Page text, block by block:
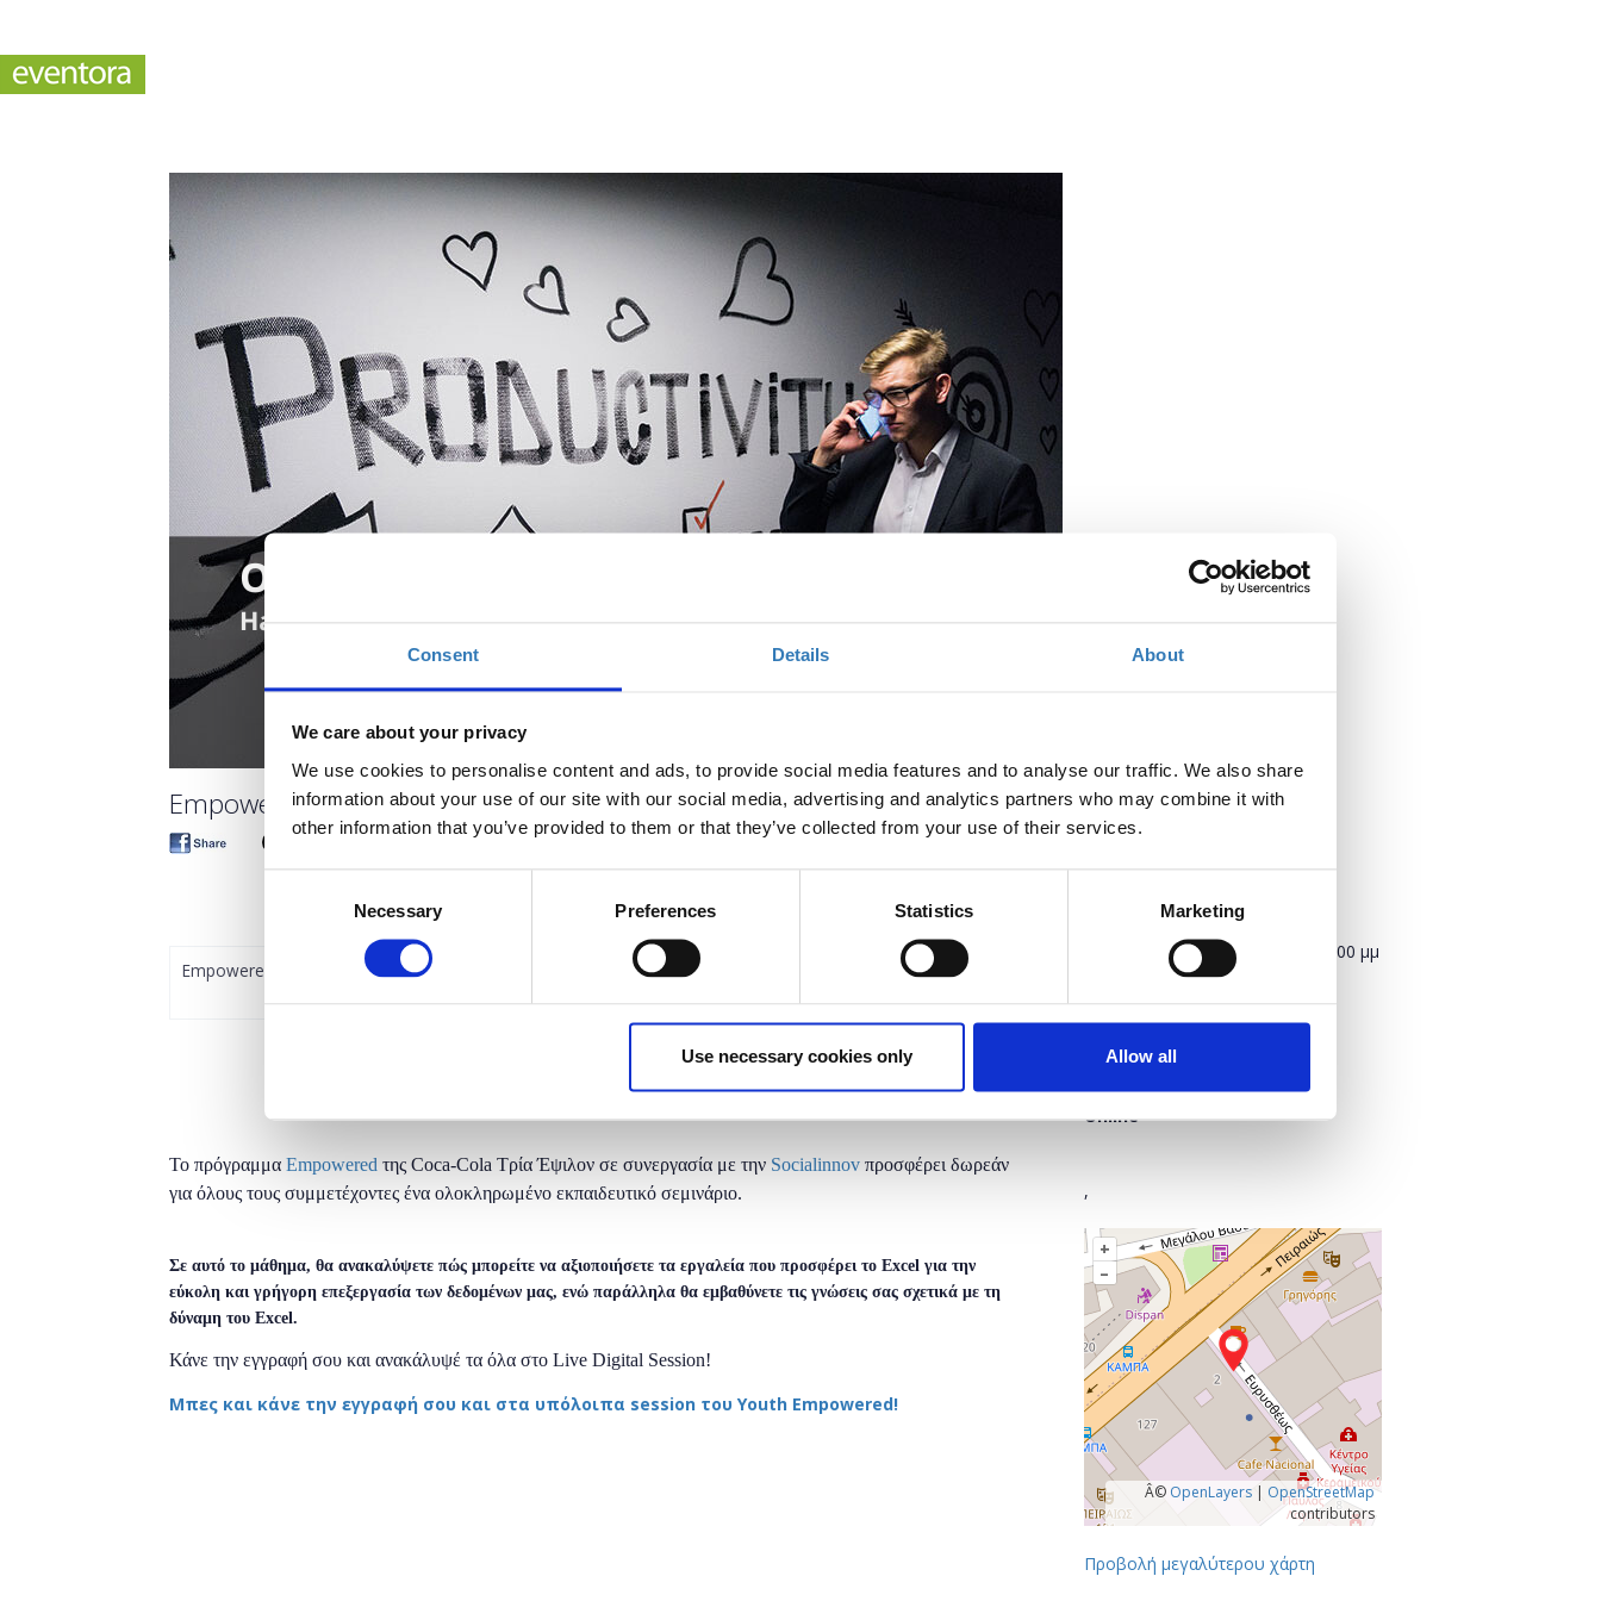
Consent Details About
We care about your privacy
We use cookies to personalise content and ads, to provide social media features and to analyse our traffic. We also share
information about your use of our site with our social media, advertising and analytics partners who may combine it with
other information that you’ve provided to them or that they’ve collected from your use of their services.
Necessary Preferences Statistics Marketing
Use necessary cookies only Allow all
Empowered: Αξιοποιώντας τη Δύναμη του Excel και του Power Query
Ποσότητα
Empowered
Η περίοδος εγγραφών
Το πρόγραμμα Empowered της Coca-Cola Τρία Έψιλον σε συνεργασία με την Socialinnov προσφέρει δωρεάν
για όλους τους συμμετέχοντες ένα ολοκληρωμένο εκπαιδευτικό σεμινάριο.
Σε αυτό το μάθημα, θα ανακαλύψετε πώς μπορείτε να αξιοποιήσετε τα εργαλεία που προσφέρει το Excel για την
εύκολη και γρήγορη επεξεργασία των δεδομένων μας, ενώ παράλληλα θα εμβαθύνετε τις γνώσεις σας σχετικά με τη
δύναμη του Excel.
Κάνε την εγγραφή σου και ανακάλυψέ τα όλα στο Live Digital Session!
Μπες και κάνε την εγγραφή σου και στα υπόλοιπα session του Youth Empowered!
Δευτέρα, 18 Δεκεμβρίου 2023 5:00 μμ
Προσθήκη στο ημερολόγιό σας
Online
,
+
–
Â© OpenLayers| OpenStreetMap
contributors
Προβολή μεγαλύτερου χάρτη